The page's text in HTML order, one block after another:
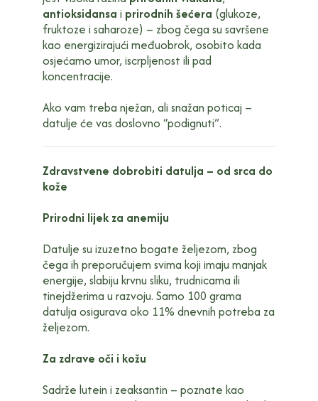
antioksidansa i prirodnih šećera (glukoze,
fruktoze i saharoze) – zbog čega su savršene
kao energizirajući međuobrok, osobito kada
osjećamo umor, iscrpljenost ili pad
koncentracije.
Ako vam treba nježan, ali snažan poticaj –
datulje će vas doslovno “podignuti”.
Zdravstvene dobrobiti datulja – od srca do
kože
Prirodni lijek za anemiju
Datulje su izuzetno bogate željezom, zbog
čega ih preporučujem svima koji imaju manjak
energije, slabiju krvnu sliku, trudnicama ili
tinejdžerima u razvoju. Samo 100 grama
datulja osigurava oko 11% dnevnih potreba za
željezom.
Za zdrave oči i kožu
Sadrže lutein i zeaksantin – poznate kao